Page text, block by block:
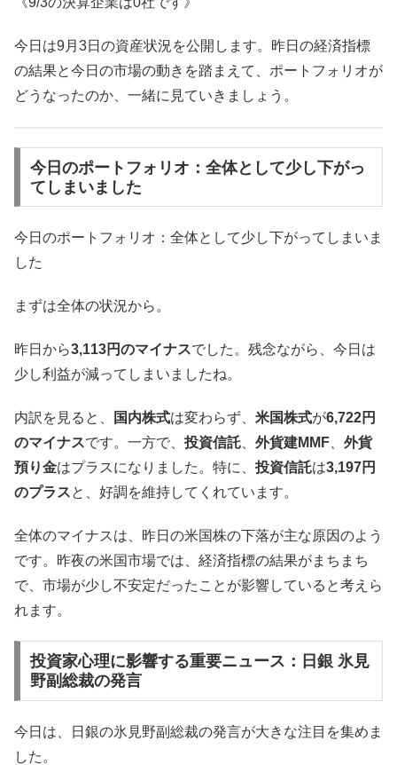
今日は9月3日の資産状況を公開します。昨日の経済指標
の結果と今日の市場の動きを踏まえて、ポートフォリオが
どうなったのか、一緒に見ていきましょう。
今日のポートフォリオ：全体として少し下がっ
てしまいました
今日のポートフォリオ：全体として少し下がってしまいま
した
まずは全体の状況から。
昨日から3,113円のマイナスでした。残念ながら、今日は
少し利益が減ってしまいましたね。
内訳を見ると、 国内株式は変わらず、 米国株式が6,722円
のマイナスです。一方で、 投資信託 外貨建MMF
外貨
預り金はプラスになりました。特に、 投資信託は3,197円
のプラスと、好調を維持してくれています。
全体のマイナスは、昨日の米国株の下落が主な原因のよう
です。昨夜の米国市場では、経済指標の結果がまちまち
で、市場が少し不安定だったことが影響していると考えら
れます。
投資家心理に影響する重要ニュース：日銀 氷見
野副総裁の発言
今日は、日銀の氷見野副総裁の発言が大きな注目を集めま
した。